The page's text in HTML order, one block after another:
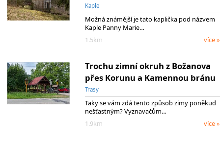
Kaple
Možná známější je tato kaplička pod názvem
Kaple Panny Marie…
1.5km
více »
Trochu zimní okruh z Božanova
přes Korunu a Kamennou bránu
Trasy
Taky se vám zdá tento způsob zimy poněkud
nešťastným? Vyznavačům…
1.9km
více »